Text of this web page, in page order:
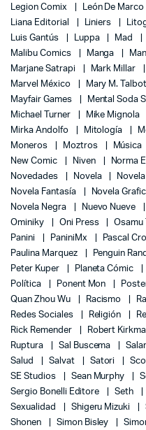
Legion Comix
León De Marco
Liana Editorial
Liniers
Luis Gantús
Luppa Mad
Malibu Comics
Manga
Marjane Satrapi
Mark Millar
Marvel México
Mary M. Talbot
Mayfair Games
Mental Soda
Michael Turner
Mike Mignola
Mirka Andolfo
Mitología
Moneros
Moztros Música
New Comic
Niven Norma
Novedades
Novela
Novela Fantasía
Novela
Novela Negra
Nuevo Nueve
Ominiky
Oni Press Osamu
Panini
PaniniMx Pascal
Paulina Marquez
Penguin
Peter Kuper
Planeta Cómic
Política
Ponent Mon
Quan Zhou Wu
Racismo
Redes Sociales
Religión
Rick Remender
Robert
Ruptura
Sal Buscema
Salud
Salvat Satori
SE Studios
Sean Murphy
Sergio Bonelli Editore
Seth
Sexualidad
Shigeru Mizuki
Shonen
Simon Bisley